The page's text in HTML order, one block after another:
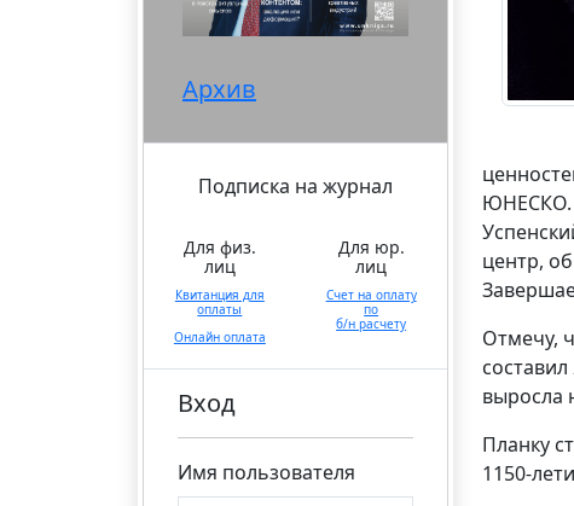
Архив
Подписка на журнал
Для физ.
лиц
Квитанция для
оплаты
Онлайн оплата
Для юр.
лиц
Счет на оплату
по
б/н расчету
Вход
Имя пользователя
ЮНЕСКО.
центр,
Отмечу,
выросла
Планку
1150-